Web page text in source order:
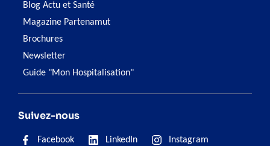
Blog Actu et Santé
Magazine Partenamut
Brochures
Newsletter
Guide "Mon Hospitalisation"
Suivez-nous
Facebook LinkedIn Instagram